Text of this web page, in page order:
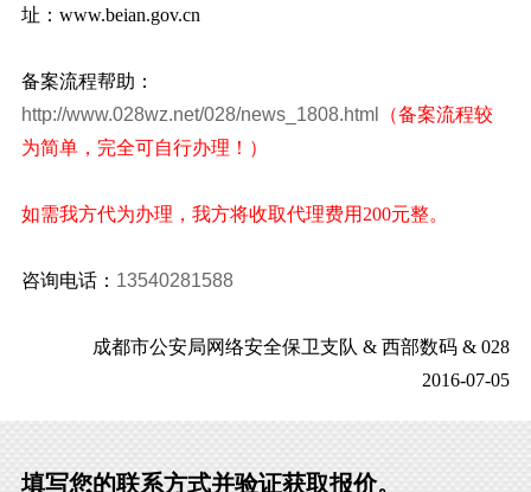
址：www.beian.gov.cn
备案流程帮助：
http://www.028wz.net/028/news_1808.html
（备案流程较
为简单，完全可自行办理！）
如需我方代为办理，我方将收取代理费用200元整。
咨询电话： 13540281588
成都市公安局网络安全保卫支队 & 西部数码 & 028
2016-07-05
填写您的联系方式并验证获取报价。